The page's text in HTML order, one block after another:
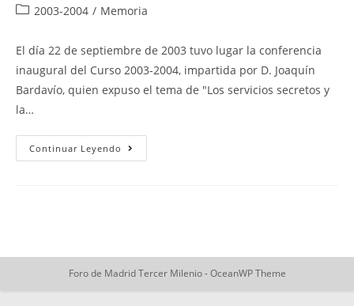
de
de
Categoría
la
entrada:
2003-2004 / Memoria
El día 22 de septiembre de 2003 tuvo lugar la conferencia
inaugural del Curso 2003-2004, impartida por D. Joaquín
Bardavío, quien expuso el tema de "Los servicios secretos y
la…
Continuar Leyendo «Los
Servicios
Foro de Madrid Tercer Milenio - OceanWP Theme